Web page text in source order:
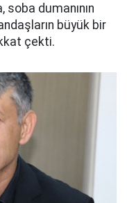
dumanının
büyük bir
çekti.